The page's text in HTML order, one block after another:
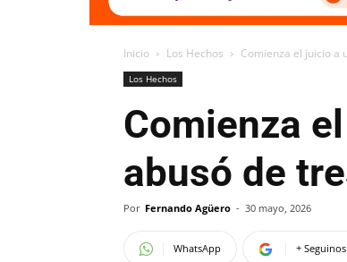
Inicio Los Hechos Comienza el juicio a
Los Hechos
Comienza
abusó de
Por Fernando Agüero - 30 mayo, 2026
WhatsApp +